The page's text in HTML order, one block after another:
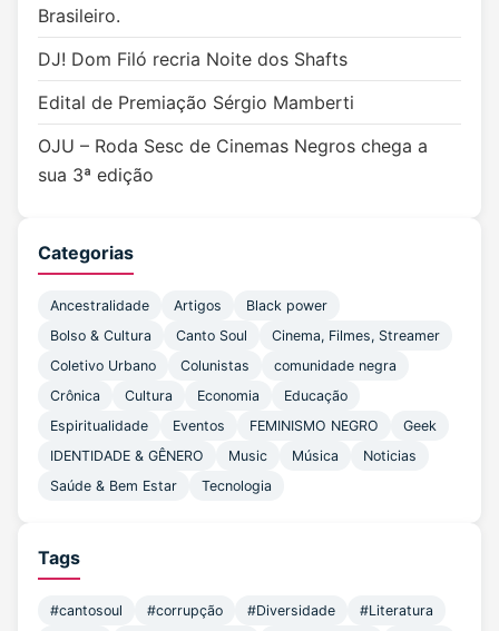
Brasileiro.
DJ! Dom Filó recria Noite dos Shafts
Edital de Premiação Sérgio Mamberti
OJU – Roda Sesc de Cinemas Negros chega a
sua 3ª edição
Categorias
Ancestralidade Artigos
Black power
Bolso & Cultura
Canto Soul
Cinema, Filmes, Streamer
Coletivo Urbano
Colunistas
comunidade negra
Crônica
Cultura Economia
Educação
Espiritualidade
Eventos FEMINISMO NEGRO
Geek
IDENTIDADE & GÊNERO
Music Música
Noticias
Saúde & Bem Estar
Tecnologia
Tags
#cantosoul #corrupção #Diversidade
#Literatura